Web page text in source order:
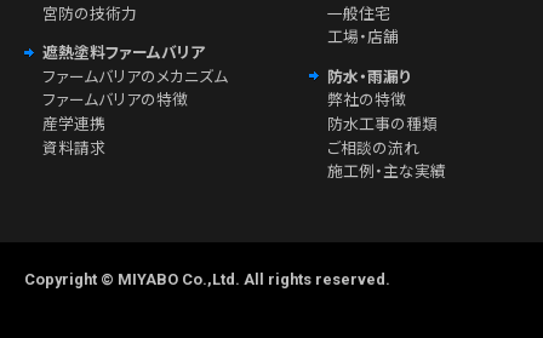
宮防の技術力
遮熱塗料ファームバリア
ファームバリアのメカニズム
ファームバリアの特徴
産学連携
資料請求
一般住宅
工場・店舗
防水・雨漏り
弊社の特徴
防水工事の種類
ご相談の流れ
施工例・主な実績
Copyright © MIYABO Co.,Ltd. All rights reserved.